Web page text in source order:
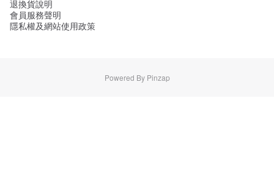
退換貨說明
會員服務聲明
隱私權及網站使用政策
Powered By Pinzap